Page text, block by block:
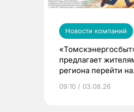
Новости компаний
предлагает
региона перейти на
выиграть призы
09:10 / 03.08.26